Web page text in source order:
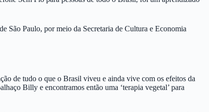
São Paulo, por meio da Secretaria de Cultura e Economia
de tudo o que o Brasil viveu e ainda vive com os efeitos da
Billy e encontramos então uma ‘terapia vegetal’ para